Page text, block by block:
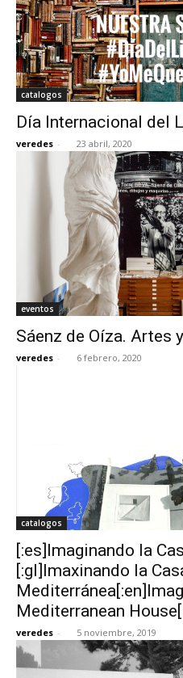
catalogos
Día Internacional del
veredes - 23 abril, 2020
eventos
Sáenz de Oíza. Artes
veredes - 6 febrero, 2020
catalogos
[:es]Imaginando la
[:gl]Imaxinando la
Mediterranean
veredes - 5 noviembre, 2019